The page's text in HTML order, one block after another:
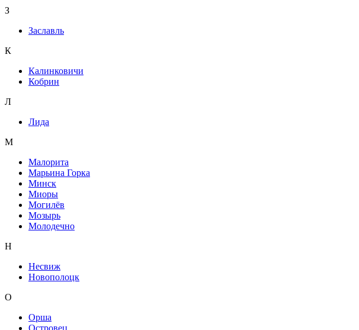
З
Заславль
К
Калинковичи
Кобрин
Л
Лида
М
Малорита
Марьина Горка
Минск
Миоры
Могилёв
Мозырь
Молодечно
Н
Несвиж
Новополоцк
О
Орша
Островец